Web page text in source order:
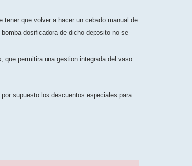
que volver a hacer un cebado manual de
dosificadora de dicho deposito no se
que permitira una gestion integrada del vaso
supuesto los descuentos especiales para